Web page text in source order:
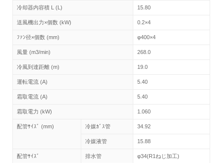
冷却器内容積 L (L) 15.80
送風機出力×個数 (kW) 0.2×4
ﾌｧﾝ径×個数 (mm) φ400×4
風量 (m3/min) 268.0
冷風到達距離 (m) 19.0
運転電流 (A) 5.40
霜取電流 (A) 5.40
霜取電力 (kW) 1.060
配管ｻｲｽﾞ (mm) 冷媒ｶﾞｽ管 34.92
冷媒液管 15.88
配管ｻｲｽﾞ 排水管 φ34(R1ねじ加工)